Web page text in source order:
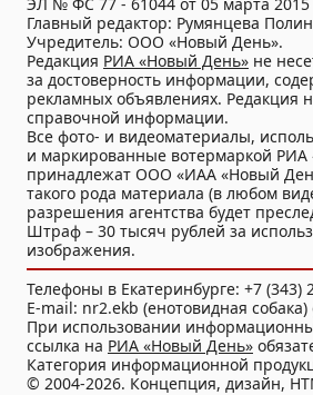
Главный редактор: Румянцева
Учредитель: ООО «Новый День».
Редакция РИА «Новый День» не
за достоверность информации,
рекламных объявлениях. Редакция
справочной информации.
Все фото- и видеоматериалы,
и маркированные вотермаркой
принадлежат ООО «ИАА «Новый
такого рода материала (в любом
разрешения агентства будет
Штраф – 30 тысяч рублей за
изображения.
Телефоны в Екатеринбурге: +7 (343)
E-mail: nr2.ekb (енотовидная
При использовании
ссылка на РИА «Новый День»
Категория информационной
© 2004-2026. Концепция, дизайн,